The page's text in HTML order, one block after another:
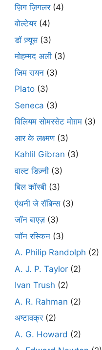
ज़िग ज़िगलर(4)
वोल्टेयर(4)
डॉ ज़्यूस(3)
मोहम्मद अली (3)
जिम रायन (3)
Plato (3)
Seneca (3)
विलियम सोमरसेट मोग़म (3)
आर के लक्ष्मण(3)
Kahlil Gibran (3)
वाल्ट डिज़्नी (3)
बिल कॉस्बी (3)
एंथनी जे रॉबिन्स(3)
जॉन बाएज़ (3)
जॉन रस्किन (3)
A. Philip Randolph (2)
A. J. P. Taylor (2)
Ivan Trush (2)
A. R. Rahman (2)
अष्टावक्र(2)
A. G. Howard (2)